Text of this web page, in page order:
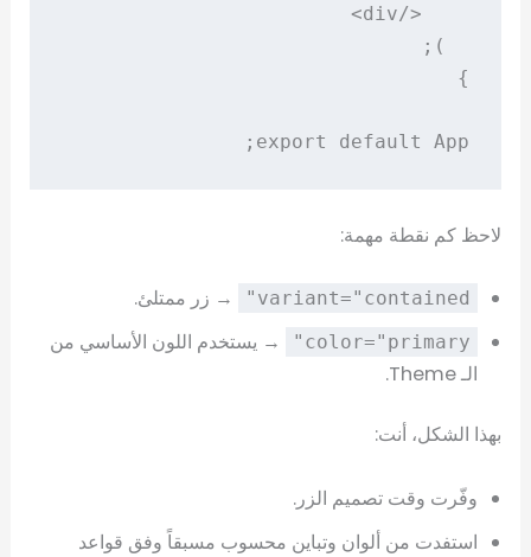
    </div>
export default App;
لاحظ كم نقطة مهمة:
variant="contained" → زر ممتلئ.
color="primary"
→ يستخدم اللون الأساسي من
الـ Theme.
بهذا الشكل، أنت:
وفّرت وقت تصميم الزر.
استفدت من ألوان وتباين محسوب مسبقاً وفق قواعد